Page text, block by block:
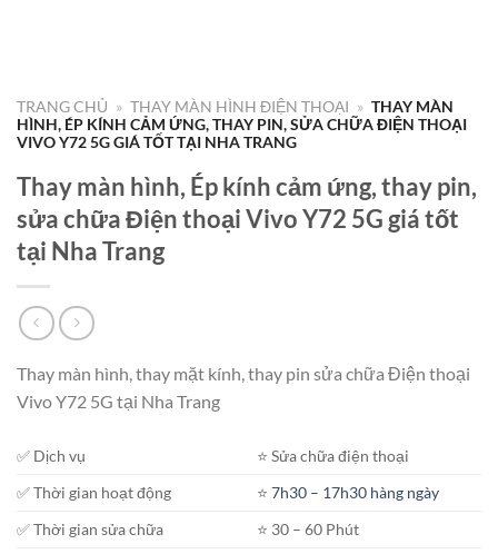
TRANG CHỦ » THAY MÀN HÌNH ĐIỆN THOẠI » THAY MÀN
HÌNH, ÉP KÍNH CẢM ỨNG, THAY PIN, SỬA CHỮA ĐIỆN THOẠI
VIVO Y72 5G GIÁ TỐT TẠI NHA TRANG
Thay màn hình, Ép kính cảm ứng, thay pin,
sửa chữa Điện thoại Vivo Y72 5G giá tốt
tại Nha Trang
Thay màn hình, thay mặt kính, thay pin sửa chữa Điện thoại
Vivo Y72 5G tại Nha Trang
✅ Dịch vụ
⭐️ Sửa chữa điện thoại
✅ Thời gian hoạt động
⭐️7h30 – 17h30 hàng ngày
✅ Thời gian sửa chữa
⭐️ 30 – 60 Phút